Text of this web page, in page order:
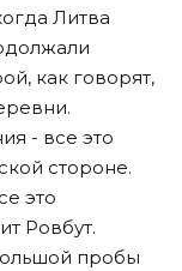
Литва
как говорят,
- все это
стороне.
это
Ровбут.
пробы